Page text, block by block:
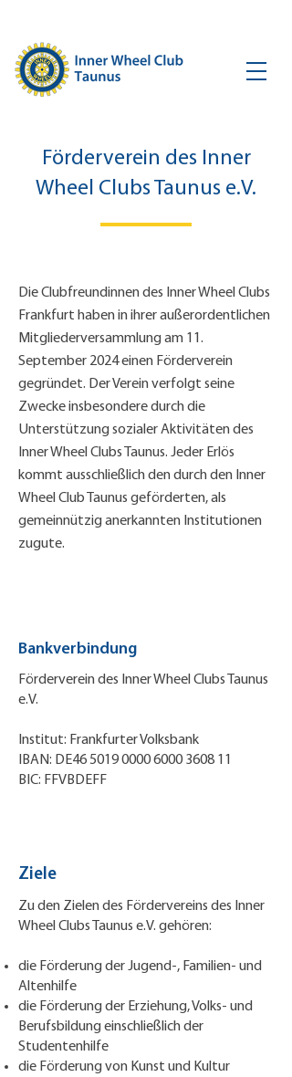
Förderverein des Inner
Wheel Clubs Taunus e.V.
Die Clubfreundinnen des Inner Wheel Clubs
Frankfurt haben in ihrer außerordentlichen
Mitgliederversammlung am 11.
September 2024 einen Förderverein
gegründet. Der Verein verfolgt seine
Zwecke insbesondere durch die
Unterstützung sozialer Aktivitäten des
Inner Wheel Clubs Taunus. Jeder Erlös
kommt ausschließlich den durch den Inner
Wheel Club Taunus geförderten, als
gemeinnützig anerkannten Institutionen
zugute.
Bankverbindung
Förderverein des Inner Wheel Clubs Taunus
e.V.
Institut: Frankfurter Volksbank
IBAN: DE46 5019 0000 6000 3608 11
BIC: FFVBDEFF
Ziele
Zu den Zielen des Fördervereins des Inner
Wheel Clubs Taunus e.V. gehören:
die Förderung der Jugend-, Familien- und
Altenhilfe
die Förderung der Erziehung, Volks- und
Berufsbildung einschließlich der
Studentenhilfe
die Förderung von Kunst und Kultur